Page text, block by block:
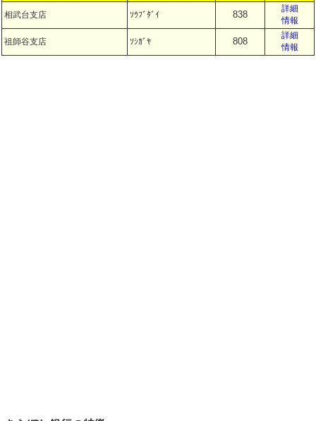
相武台支店 ｿｳﾌﾞﾀﾞｲ 838
詳細
情報
祖師谷支店 ｿｼｶﾞﾔ 808
詳細
情報